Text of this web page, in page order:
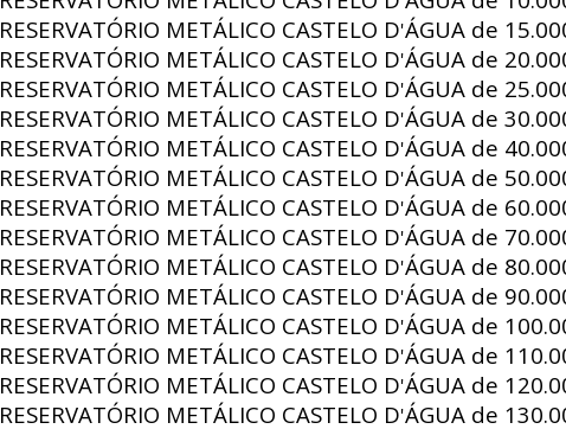
RESERVATÓRIO METÁLICO CASTELO D'ÁGUA de
RESERVATÓRIO METÁLICO CASTELO D'ÁGUA de
RESERVATÓRIO METÁLICO CASTELO D'ÁGUA de
RESERVATÓRIO METÁLICO CASTELO D'ÁGUA de
RESERVATÓRIO METÁLICO CASTELO D'ÁGUA de
RESERVATÓRIO METÁLICO CASTELO D'ÁGUA de
RESERVATÓRIO METÁLICO CASTELO D'ÁGUA de
RESERVATÓRIO METÁLICO CASTELO D'ÁGUA de
RESERVATÓRIO METÁLICO CASTELO D'ÁGUA de
RESERVATÓRIO METÁLICO CASTELO D'ÁGUA de
RESERVATÓRIO METÁLICO CASTELO D'ÁGUA de
RESERVATÓRIO METÁLICO CASTELO D'ÁGUA de
RESERVATÓRIO METÁLICO CASTELO D'ÁGUA de
RESERVATÓRIO METÁLICO CASTELO D'ÁGUA de